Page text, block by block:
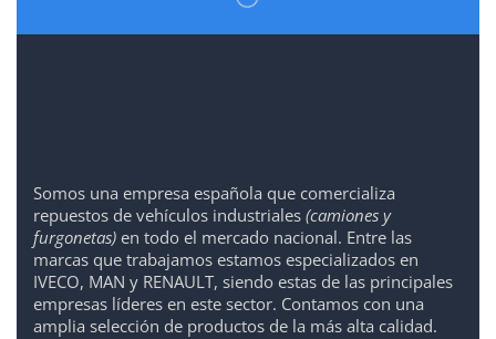
Somos una empresa española que comercializa
repuestos de vehículos industriales (camiones y
furgonetas) en todo el mercado nacional. Entre las
marcas que trabajamos estamos especializados en
IVECO, MAN y RENAULT, siendo estas de las principales
empresas líderes en este sector. Contamos con una
amplia selección de productos de la más alta calidad.